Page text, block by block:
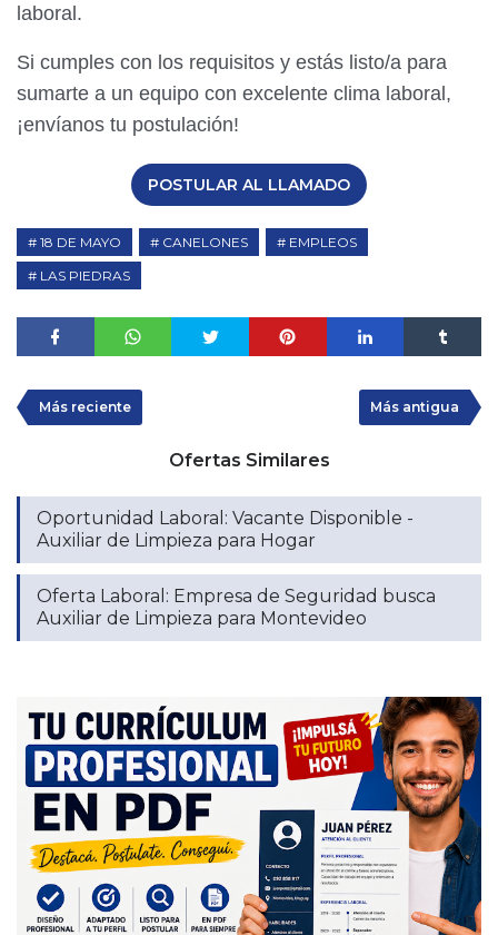
laboral.
Si cumples con los requisitos y estás listo/a para
sumarte a un equipo con excelente clima laboral,
¡envíanos tu postulación!
POSTULAR AL LLAMADO
18 DE MAYO CANELONES
EMPLEOS
LAS PIEDRAS
Más reciente Más antigua
Ofertas Similares
Oportunidad Laboral: Vacante Disponible -
Auxiliar de Limpieza para Hogar
Oferta Laboral: Empresa de Seguridad busca
Auxiliar de Limpieza para Montevideo